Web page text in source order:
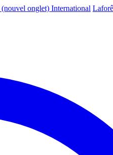
(nouvel onglet) International